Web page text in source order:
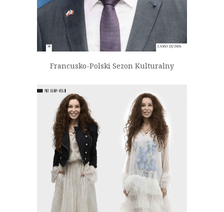
Francusko-Polski Sezon Kulturalny